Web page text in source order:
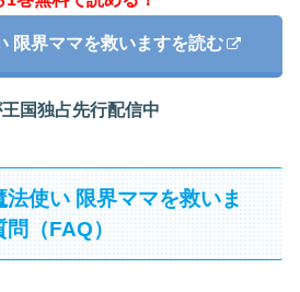
限界ママを救いますを読む
王国独占先行配信中
法使い 限界ママを救いま
問（FAQ）